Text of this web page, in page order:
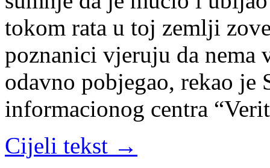
tokom rata u toj zemlji
poznanici vjeruju da nema
odavno pobjegao, rekao
informacionog centra
Cijeli tekst →